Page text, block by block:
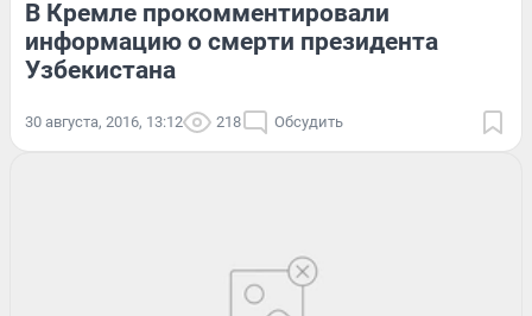
В Кремле прокомментировали
информацию о смерти президента
Узбекистана
30 августа, 2016, 13:12 218 Обсудить